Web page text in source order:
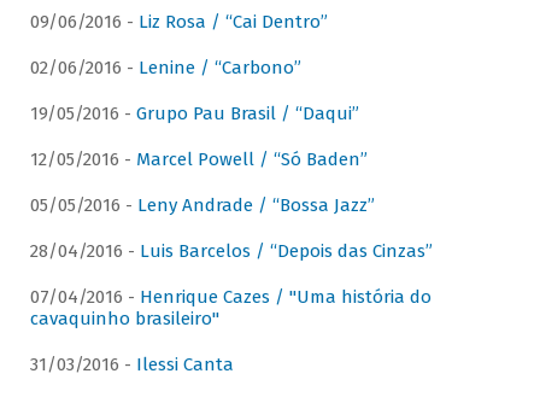
09/06/2016 - Liz Rosa / “Cai Dentro”
02/06/2016 - Lenine / “Carbono”
19/05/2016 - Grupo Pau Brasil / “Daqui”
12/05/2016 - Marcel Powell / “Só Baden”
05/05/2016 - Leny Andrade / “Bossa Jazz”
28/04/2016 - Luis Barcelos / “Depois das Cinzas”
07/04/2016 - Henrique Cazes / "Uma história do
cavaquinho brasileiro"
31/03/2016 - Ilessi Canta